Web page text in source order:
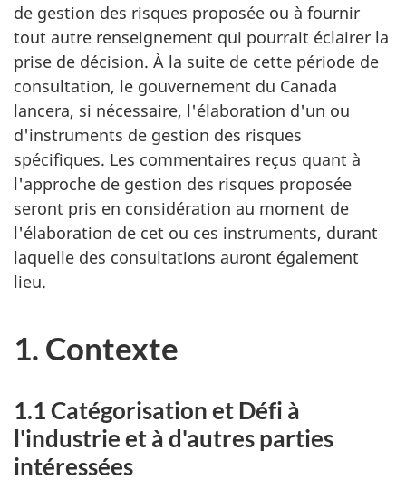
de gestion des risques proposée ou à fournir
tout autre renseignement qui pourrait éclairer la
prise de décision. À la suite de cette période de
consultation, le gouvernement du Canada
lancera, si nécessaire, l'élaboration d'un ou
d'instruments de gestion des risques
spécifiques. Les commentaires reçus quant à
l'approche de gestion des risques proposée
seront pris en considération au moment de
l'élaboration de cet ou ces instruments, durant
laquelle des consultations auront également
lieu.
1. Contexte
1.1 Catégorisation et Défi à
l'industrie et à d'autres parties
intéressées